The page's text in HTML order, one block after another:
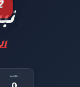
لعب